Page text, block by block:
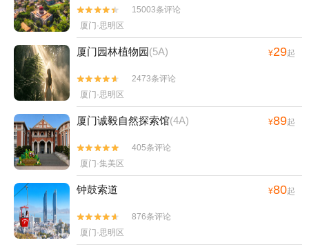


15003条评论
厦门·思明区
厦门园林植物园(5A) ¥29起


2473条评论
厦门·思明区
厦门诚毅自然探索馆(4A) ¥89起


405条评论
厦门·集美区
钟鼓索道 ¥80起


876条评论
厦门·思明区